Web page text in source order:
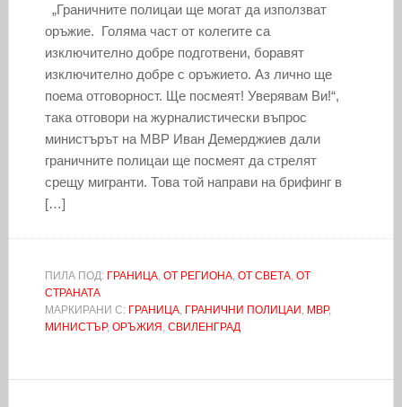
„Граничните полицаи ще могат да използват
оръжие. Голяма част от колегите са
изключително добре подготвени, боравят
изключително добре с оръжието. Аз лично ще
поема отговорност. Ще посмеят! Уверявам Ви!“,
така отговори на журналистически въпрос
министърът на МВР Иван Демерджиев дали
граничните полицаи ще посмеят да стрелят
срещу мигранти. Това той направи на брифинг в
[…]
ПИЛА ПОД: ГРАНИЦА, ОТ РЕГИОНА, ОТ СВЕТА, ОТ
СТРАНАТА
МАРКИРАНИ С: ГРАНИЦА, ГРАНИЧНИ ПОЛИЦАИ , МВР,
МИНИСТЪР, ОРЪЖИЯ , СВИЛЕНГРАД